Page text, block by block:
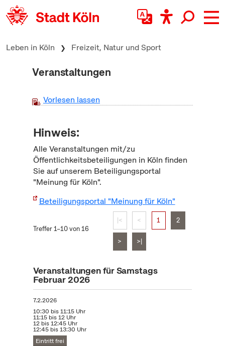
zum Inhalt springen
Leben in Köln Freizeit, Natur und Sport
Veranstaltungen
Vorlesen lassen
Hinweis:
Alle Veranstaltungen mit/zu
Öffentlichkeitsbeteiligungen in Köln finden
Sie auf unserem Beteiligungsportal
"Meinung für Köln".
Beteiligungsportal "Meinung für Köln"
Treffer 1–10 von 16
|< < 1 2
> >|
Veranstaltungen für Samstags
Februar 2026
7.2.2026
10:30 bis 11:15 Uhr
11:15 bis 12 Uhr
12 bis 12:45 Uhr
12:45 bis 13:30 Uhr
Eintritt frei